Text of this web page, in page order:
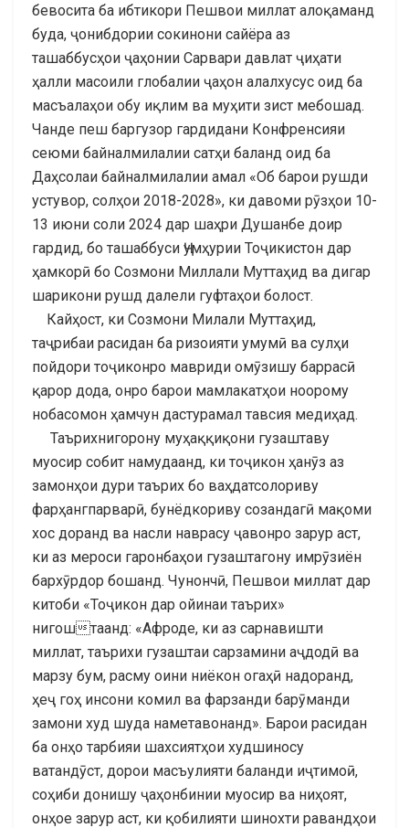
бевосита ба ибтикори Пешвои миллат алоқаманд
буда, ҷонибдории сокинони сайёра аз
ташаббусҳои ҷаҳонии Сарвари давлат ҷиҳати
ҳалли масоили глобалии ҷаҳон алалхусус оид ба
масъалаҳои обу иқлим ва муҳити зист мебошад.
Чанде пеш баргузор гардидани Конфренсияи
сеюми байналмилалии сатҳи баланд оид ба
Даҳсолаи байналмилалии амал «Об барои рушди
устувор, солҳои 2018-2028», ки давоми рӯзҳои 10-
13 июни соли 2024 дар шаҳри Душанбе доир
гардид, бо ташаббуси Ҷумҳурии Тоҷикистон дар
ҳамкорӣ бо Созмони Миллали Муттаҳид ва дигар
шарикони рушд далели гуфтаҳои болост.
Кайҳост, ки Созмони Милали Муттаҳид,
таҷрибаи расидан ба ризоияти умумӣ ва сулҳи
пойдори тоҷиконро мавриди омӯзишу баррасӣ
қарор дода, онро барои мамлакатҳои ноорому
нобасомон ҳамчун дастурамал тавсия медиҳад.
Таърихнигорону муҳаққиқони гузаштаву
муосир собит намудаанд, ки тоҷикон ҳанӯз аз
замонҳои дури таърих бо ваҳдатсолориву
фарҳангпарварӣ, бунёдкориву созандагӣ мақоми
хос доранд ва насли наврасу ҷавонро зарур аст,
ки аз мероси гаронбаҳои гузаштагону имрӯзиён
бархӯрдор бошанд. Чунончӣ, Пешвои миллат дар
китоби «Тоҷикон дар ойинаи таърих»
нигоштаанд: «Афроде, ки аз сарнавишти
миллат, таърихи гузаштаи сарзамини аҷдодӣ ва
марзу бум, расму оини ниёкон огаҳӣ надоранд,
ҳеҷ гоҳ инсони комил ва фарзанди барӯманди
замони худ шуда наметавонанд». Барои расидан
ба онҳо тарбияи шахсиятҳои худшиносу
ватандӯст, дорои масъулияти баланди иҷтимоӣ,
соҳиби донишу ҷаҳонбинии муосир ва ниҳоят,
онҳое зарур аст, ки қобилияти шинохти равандҳои